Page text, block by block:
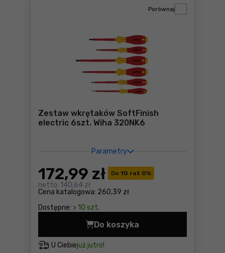
Zestaw wkrętaków SoftFinish
electric 6szt. Wiha 320NK6
Parametry
Do 10 rat 0%
Cena katalogowa: 260,39 zł
172,99 zł
netto: 140,64 zł
Dostępne: > 10 szt.
Porównaj
U Ciebiejuż jutro!
Do koszyka
Zestaw wkrętaków